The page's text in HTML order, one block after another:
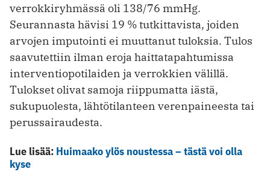
verrokkiryhmässä oli 138/76 mmHg.
Seurannasta hävisi 19 % tutkittavista, joiden
arvojen imputointi ei muuttanut tuloksia. Tulos
saavutettiin ilman eroja haittatapahtumissa
interventiopotilaiden ja verrokkien välillä.
Tulokset olivat samoja riippumatta iästä,
sukupuolesta, lähtötilanteen verenpaineesta tai
perussairaudesta.
Lue lisää: Huimaako ylös noustessa – tästä voi olla
kyse